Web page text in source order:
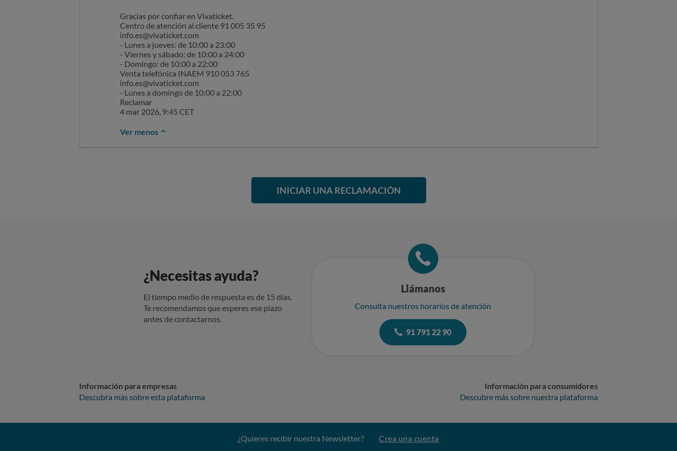
Gracias por confiar en Vivaticket.
Centro de atención al cliente 91 005 35 95
info.es@vivaticket.com
- Lunes a jueves: de 10:00 a 23:00
- Viernes y sábado: de 10:00 a 24:00
- Domingo: de 10:00 a 22:00
Venta telefónica INAEM 910 053 765
info.es@vivaticket.com
- Lunes a domingo de 10:00 a 22:00
Reclamar
4 mar 2026, 9:45 CET
Ver menos
INICIAR UNA RECLAMACIÓN
¿Necesitas ayuda?
El tiempo medio de respuesta es de 15 días.
Te recomendamos que esperes ese plazo
antes de contactarnos.
Llámanos
Consulta nuestros horarios de atención
91 791 22 90
Información para empresas
Descubra más sobre esta plataforma
Información para consumidores
Descubre más sobre nuestra plataforma
¿Quieres recibir nuestra Newsletter? Crea una cuenta